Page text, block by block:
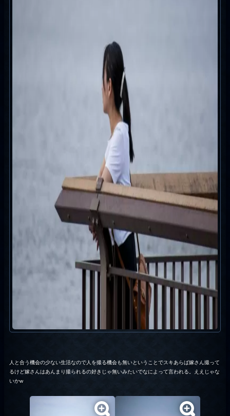
人と合う機会の少ない生活なので人を撮る機会も無いということでスキあらば嫁さん撮って
るけど嫁さんはあんまり撮られるの好きじゃ無いみたいでなによって言われる。ええじゃな
いかw